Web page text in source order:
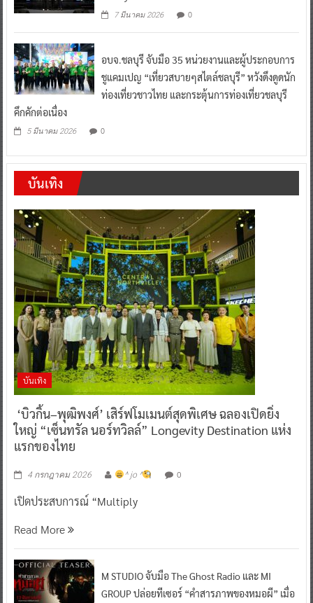
7 มีนาคม 2026 0
อบจ.ชลบุรี จับมือ 35 หน่วยงานและผู้ประกอบการ
ชูแคมเปญ “เที่ยวสบายๆสไตล์ชลบุรี” หวังดึงดูดนัก
ท่องเที่ยวชาวไทย และกระตุ้นการท่องเที่ยวชลบุรี
คึกคักต่อเนื่อง
5 มีนาคม 2026 0
บันเทิง
บันเทิง
‘บิวกิ้น–พุฒิพงศ์’ เสิร์ฟโมเมนต์สุดพิเศษ ฉลองเปิดยิ่ง
ใหญ่ “เซ็นทรัล นอร์ทวิลล์” Longevity Destination แห่ง
แรกของไทย
4 กรกฎาคม 2026 ^ jo ^ 0
เปิดประสบการณ์ “Multiply
Read More
M STUDIO จับมือ The Ghost Radio และ MI
GROUP ปล่อยทีเซอร์ “คำสารภาพของหมอผี” เมื่อ